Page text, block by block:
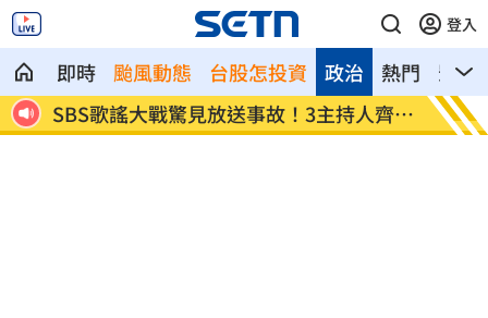
登入
即時 颱風動態 台股怎投資 熱門 影音
政治
卡 清大校長續任秒出國選校長！高為元道歉
了
影片